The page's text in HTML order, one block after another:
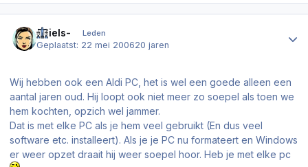
-Niels- Leden
Geplaatst: 22 mei 200620 jaren
Wij hebben ook een Aldi PC, het is wel een goede alleen een
aantal jaren oud. Hij loopt ook niet meer zo soepel als toen we
hem kochten, opzich wel jammer.
Dat is met elke PC als je hem veel gebruikt (En dus veel
software etc. installeert). Als je je PC nu formateert en Windows
er weer opzet draait hij weer soepel hoor. Heb je met elke pc